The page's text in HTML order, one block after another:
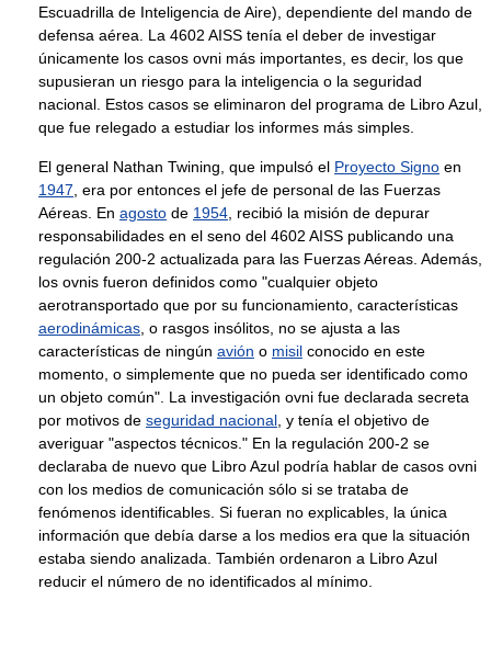
Escuadrilla de Inteligencia de Aire), dependiente del mando de
defensa aérea. La 4602 AISS tenía el deber de investigar
únicamente los casos ovni más importantes, es decir, los que
supusieran un riesgo para la inteligencia o la seguridad
nacional. Estos casos se eliminaron del programa de Libro Azul,
que fue relegado a estudiar los informes más simples.
El general Nathan Twining, que impulsó el Proyecto Signo en
1947, era por entonces el jefe de personal de las Fuerzas
Aéreas. En agosto de 1954, recibió la misión de depurar
responsabilidades en el seno del 4602 AISS publicando una
regulación 200-2 actualizada para las Fuerzas Aéreas. Además,
los ovnis fueron definidos como "cualquier objeto
aerotransportado que por su funcionamiento, características
aerodinámicas, o rasgos insólitos, no se ajusta a las
características de ningún avión o misil conocido en este
momento, o simplemente que no pueda ser identificado como
un objeto común". La investigación ovni fue declarada secreta
por motivos de seguridad nacional, y tenía el objetivo de
averiguar "aspectos técnicos." En la regulación 200-2 se
declaraba de nuevo que Libro Azul podría hablar de casos ovni
con los medios de comunicación sólo si se trataba de
fenómenos identificables. Si fueran no explicables, la única
información que debía darse a los medios era que la situación
estaba siendo analizada. También ordenaron a Libro Azul
reducir el número de no identificados al mínimo.